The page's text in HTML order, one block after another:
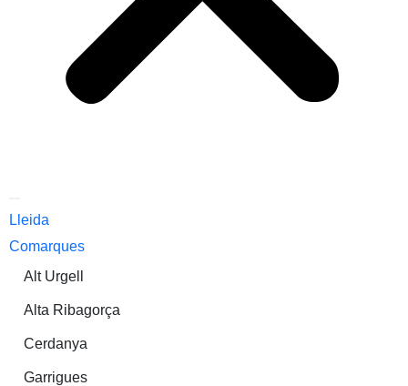
Lleida
Comarques
Alt Urgell
Alta Ribagorça
Cerdanya
Garrigues